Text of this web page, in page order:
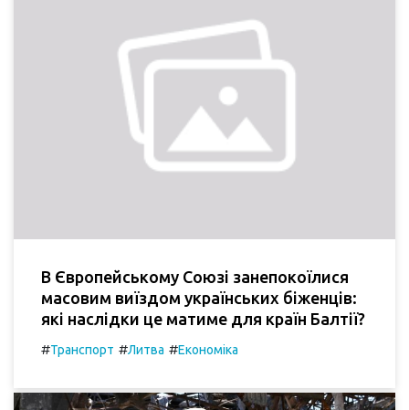
В Європейському Союзі занепокоїлися
масовим виїздом українських біженців:
які наслідки це матиме для країн Балтії?
#Транспорт #Литва #Економіка